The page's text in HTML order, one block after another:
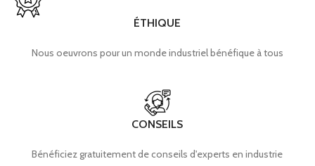
ÉTHIQUE
Nous oeuvrons pour un monde industriel bénéfique à tous
CONSEILS
Bénéficiez gratuitement de conseils d'experts en industrie